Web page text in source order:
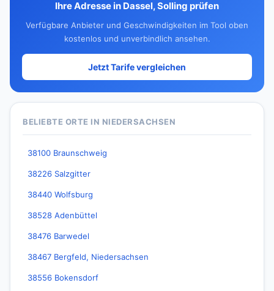
Ihre Adresse in Dassel, Solling prüfen
Verfügbare Anbieter und Geschwindigkeiten im Tool oben
kostenlos und unverbindlich ansehen.
Jetzt Tarife vergleichen
BELIEBTE ORTE IN NIEDERSACHSEN
38100 Braunschweig
38226 Salzgitter
38440 Wolfsburg
38528 Adenbüttel
38476 Barwedel
38467 Bergfeld, Niedersachsen
38556 Bokensdorf